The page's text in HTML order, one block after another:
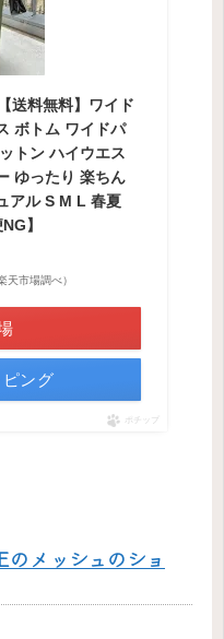
送料無料】ワイド
ボトム ワイドパ
トン ハイウエス
ゆったり 楽ちん
アル S M L 春夏
】
天市場調べ）
ング
ポチップ
のメッシュのショ